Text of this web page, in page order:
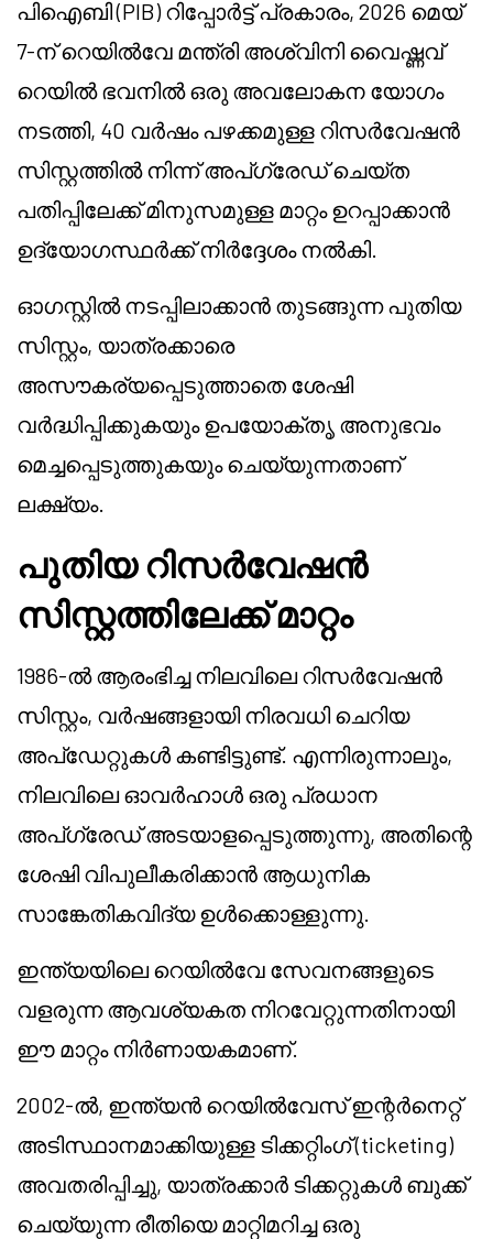
പിഐബി (PIB) റിപ്പോർട്ട് പ്രകാരം, 2026 മെയ്
7-ന് റെയിൽവേ മന്ത്രി അശ്വിനി വൈഷ്ണവ്
റെയിൽ ഭവനിൽ ഒരു അവലോകന യോഗം
നടത്തി, 40 വർഷം പഴക്കമുള്ള റിസർവേഷൻ
സിസ്റ്റത്തിൽ നിന്ന് അപ്ഗ്രേഡ് ചെയ്ത
പതിപ്പിലേക്ക് മിനുസമുള്ള മാറ്റം ഉറപ്പാക്കാൻ
ഉദ്യോഗസ്ഥർക്ക് നിർദ്ദേശം നൽകി.
ഓഗസ്റ്റിൽ നടപ്പിലാക്കാൻ തുടങ്ങുന്ന പുതിയ
സിസ്റ്റം, യാത്രക്കാരെ
അസൗകര്യപ്പെടുത്താതെ ശേഷി
വർദ്ധിപ്പിക്കുകയും ഉപയോക്തൃ അനുഭവം
മെച്ചപ്പെടുത്തുകയും ചെയ്യുന്നതാണ്
ലക്ഷ്യം.
പുതിയ റിസർവേഷൻ
സിസ്റ്റത്തിലേക്ക് മാറ്റം
1986-ൽ ആരംഭിച്ച നിലവിലെ റിസർവേഷൻ
സിസ്റ്റം, വർഷങ്ങളായി നിരവധി ചെറിയ
അപ്ഡേറ്റുകൾ കണ്ടിട്ടുണ്ട്. എന്നിരുന്നാലും,
നിലവിലെ ഓവർഹാൾ ഒരു പ്രധാന
അപ്ഗ്രേഡ് അടയാളപ്പെടുത്തുന്നു, അതിന്റെ
ശേഷി വിപുലീകരിക്കാൻ ആധുനിക
സാങ്കേതികവിദ്യ ഉൾക്കൊള്ളുന്നു.
ഇന്ത്യയിലെ റെയിൽവേ സേവനങ്ങളുടെ
വളരുന്ന ആവശ്യകത നിറവേറ്റുന്നതിനായി
ഈ മാറ്റം നിർണായകമാണ്.
2002-ൽ, ഇന്ത്യൻ റെയിൽവേസ് ഇന്റർനെറ്റ്
അടിസ്ഥാനമാക്കിയുള്ള ടിക്കറ്റിംഗ് (ticketing)
അവതരിപ്പിച്ചു, യാത്രക്കാർ ടിക്കറ്റുകൾ ബുക്ക്
ചെയ്യുന്ന രീതിയെ മാറ്റിമറിച്ച ഒരു